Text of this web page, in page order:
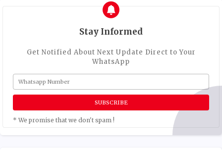
Stay Informed
Get Notified About Next Update Direct to Your
WhatsApp
* We promise that we don't spam !